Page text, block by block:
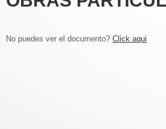
No puedes ver el documento? Click aqui